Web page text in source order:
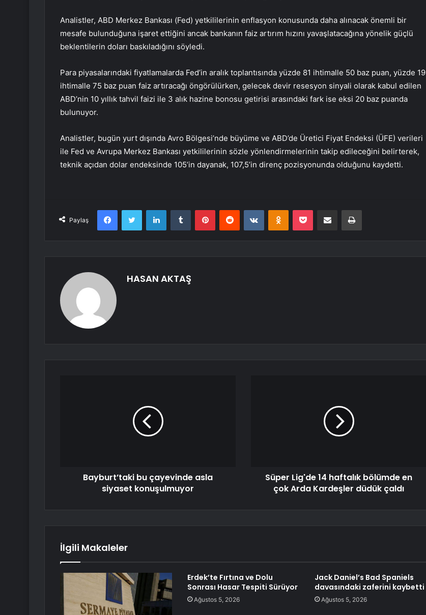
Analistler, ABD Merkez Bankası (Fed) yetkililerinin enflasyon konusunda daha alınacak önemli bir
mesafe bulunduğuna işaret ettiğini ancak bankanın faiz artırım hızını yavaşlatacağına yönelik güçlü
beklentilerin doları baskıladığını söyledi.
Para piyasalarındaki fiyatlamalarda Fed’in aralık toplantısında yüzde 81 ihtimalle 50 baz puan, yüzde 19
ihtimalle 75 baz puan faiz artıracağı öngörülürken, gelecek devir resesyon sinyali olarak kabul edilen
ABD’nin 10 yıllık tahvil faizi ile 3 alık hazine bonosu getirisi arasındaki fark ise eksi 20 baz puanda
bulunuyor.
Analistler, bugün yurt dışında Avro Bölgesi’nde büyüme ve ABD’de Üretici Fiyat Endeksi (ÜFE) verileri
ile Fed ve Avrupa Merkez Bankası yetkililerinin sözle yönlendirmelerinin takip edileceğini belirterek,
teknik açıdan dolar endeksinde 105’in dayanak, 107,5’in direnç pozisyonunda olduğunu kaydetti.
Paylaş
FacebookTwitter LinkedInTumblr PinterestReddit VKontakteOdnoklassniki
Pocket E-Posta ile paylaş Yazdır
HASAN AKTAŞ
Bayburt’taki bu çayevinde asla
siyaset konuşulmuyor
Süper Lig'de 14 haftalık bölümde en
çok Arda Kardeşler düdük çaldı
İlgili Makaleler
Erdek’te Fırtına ve Dolu
Sonrası Hasar Tespiti Sürüyor
Ağustos 5, 2026
Jack Daniel’s Bad Spaniels
davasındaki zaferini kaybetti
Ağustos 5, 2026